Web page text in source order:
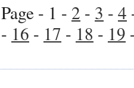
Page - 1 - 2 - 3 - 4
- 16 - 17 - 18 - 19